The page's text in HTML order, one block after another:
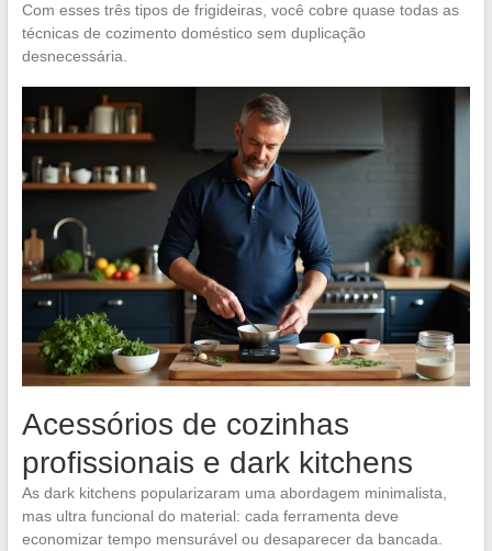
Com esses três tipos de frigideiras, você cobre quase todas as
técnicas de cozimento doméstico sem duplicação
desnecessária.
Acessórios de cozinhas
profissionais e dark kitchens
As dark kitchens popularizaram uma abordagem minimalista,
mas ultra funcional do material: cada ferramenta deve
economizar tempo mensurável ou desaparecer da bancada.